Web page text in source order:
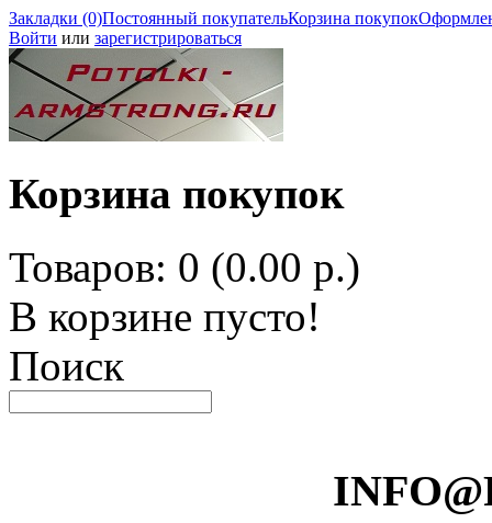
Закладки (0)Постоянный покупательКорзина покупок
Войти или зарегистрироваться
Корзина покупок
Товаров: 0 (0.00 р.)
В корзине пусто!
Поиск